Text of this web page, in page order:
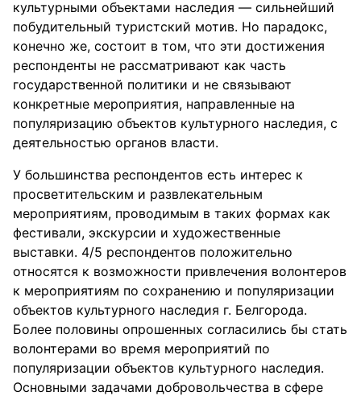
культурными объектами наследия — сильнейший
побудительный туристский мотив. Но парадокс,
конечно же, состоит в том, что эти достижения
респонденты не рассматривают как часть
государственной политики и не связывают
конкретные мероприятия, направленные на
популяризацию объектов культурного наследия, с
деятельностью органов власти.
У большинства респондентов есть интерес к
просветительским и развлекательным
мероприятиям, проводимым в таких формах как
фестивали, экскурсии и художественные
выставки. 4/5 респондентов положительно
относятся к возможности привлечения волонтеров
к мероприятиям по сохранению и популяризации
объектов культурного наследия г. Белгорода.
Более половины опрошенных согласились бы стать
волонтерами во время мероприятий по
популяризации объектов культурного наследия.
Основными задачами добровольчества в сфере